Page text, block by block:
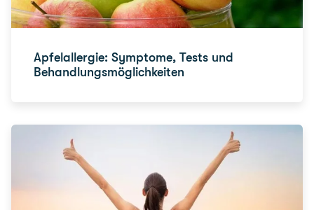
Apfelallergie: Symptome, Tests und
Behandlungsmöglichkeiten